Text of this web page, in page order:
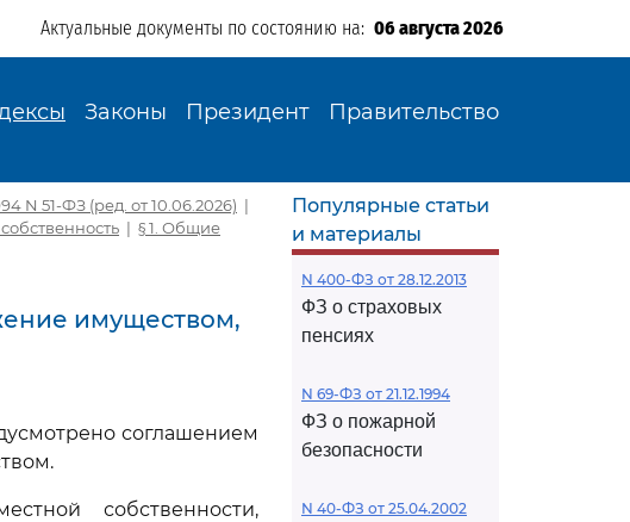
Актуальные документы по состоянию на: 06 августа 2026
Законы Президент Правительство
N 51-ФЗ (ред. от 10.06.2026) |
| § 1. Общие
имуществом,
соглашением
собственности,
Популярные статьи
и материалы
N 400-ФЗ от 28.12.2013
ФЗ о страховых
пенсиях
N 69-ФЗ от 21.12.1994
ФЗ о пожарной
безопасности
N 40-ФЗ от 25.04.2002